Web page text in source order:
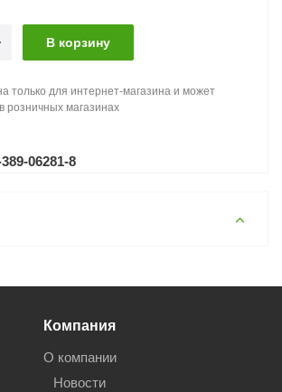
В корзину
только для интернет-магазина и может
розничных магазинах
06281-8
Компания
О компании
Новости